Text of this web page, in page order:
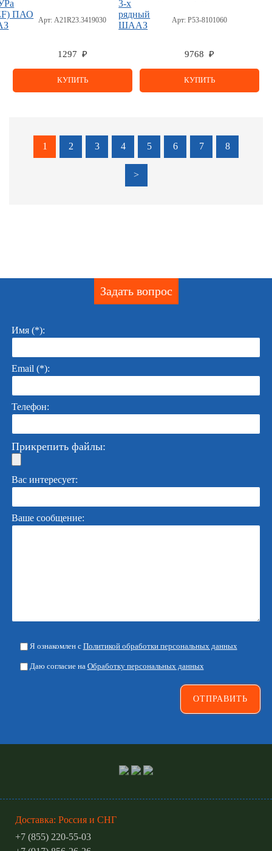
Арт: А21R23.3419030
1297 ₽
КУПИТЬ
Арт:Р53-8101060
9768 ₽
КУПИТЬ
1 2 3 4 5 6 7 8
>
Задать вопрос
Имя (*):
Email (*):
Телефон:
Прикрепить файлы:
Вас интересует:
Ваше сообщение:
Я ознакомлен с Политикой обработки персональных данных
Даю согласие на Обработку персональных данных
Доставка: Россия и СНГ
+7 (855) 220-55-03